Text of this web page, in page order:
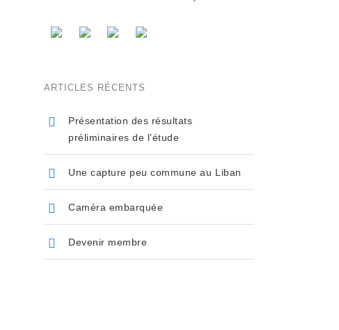
ARTICLES RÉCENTS
Présentation des résultats
préliminaires de l’étude
Une capture peu commune au Liban
Caméra embarquée
Devenir membre